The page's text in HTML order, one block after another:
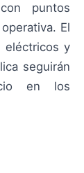
puntos
El
eléctricos y
seguirán
en los